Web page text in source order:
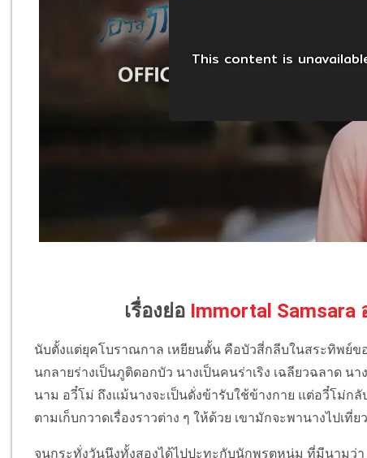
เรื่องย่อ Immortal Samsara
นับตั้งแต่ยุคโบราณกาล เหยียนตั้น คือบัวสี่กลีบในสระทิพย์ข
นกลายร่างเป็นภูติดอกบัว นางเป็นคนร่าเริง เฉลียวฉลาด น
นาม อวี๋โม่ ถึงแม้นางจะเป็นดั่งข้ารับใช้ข้างกาย แต่อวี๋โม่ก
ตามเก็บกวาดเรื่องราวต่าง ๆ ให้ด้วย เขามักจะพานางไปเ
จนกระทั่งวันนึงทั้งสองได้ไปปะทะกับนักพรตหนุ่ม ที่มีนามว่